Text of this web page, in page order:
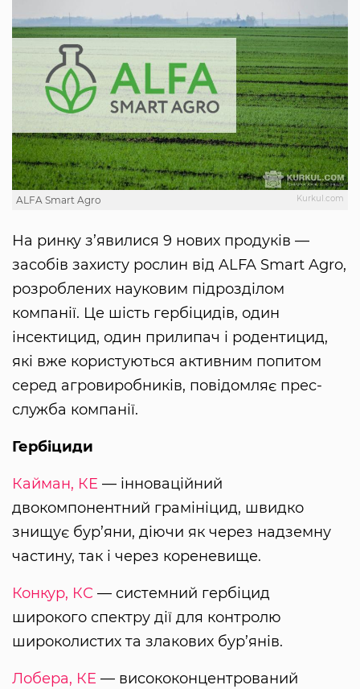
Kurkul.com
ALFA Smart Agro
На ринку з’явилися 9 нових продуків —
засобів захисту рослин від ALFA Smart Agro,
розроблених науковим підрозділом
компанії. Це шість гербіцидів, один
інсектицид, один прилипач і родентицид,
які вже користуються активним попитом
серед агровиробників, повідомляє прес-
служба компанії.
Гербіциди
Кайман, КЕ — інноваційний
двокомпонентний грамініцид, швидко
знищує бур’яни, діючи як через надземну
частину, так і через кореневище.
Конкур, КС — системний гербіцид
широкого спектру дії для контролю
широколистих та злакових бур’янів.
Лобера, КЕ — висококонцентрований